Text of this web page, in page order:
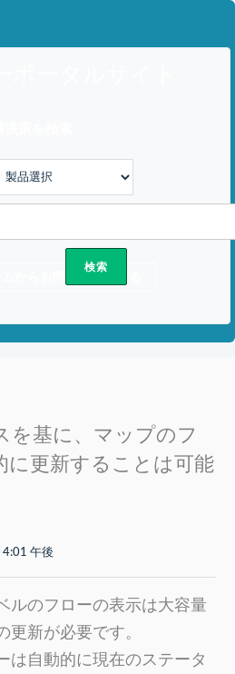
を基に、マップのフ
に更新することは可能
午後
ルのフローの表示は大容量
更新が必要です。
は自動的に現在のステータ